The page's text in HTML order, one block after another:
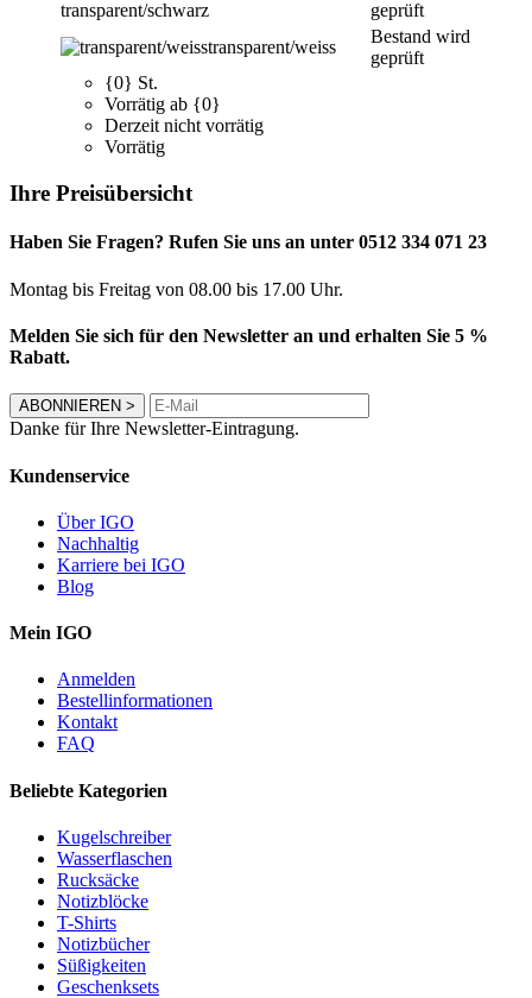
transparent/schwarz
geprüft
transparent/weiss
Bestand wird
geprüft
{0} St.
Vorrätig ab {0}
Derzeit nicht vorrätig
Vorrätig
Ihre Preisübersicht
Haben Sie Fragen? Rufen Sie uns an unter 0512 334 071 23
Montag bis Freitag von 08.00 bis 17.00 Uhr.
Melden Sie sich für den Newsletter an und erhalten Sie 5 %
Rabatt.
ABONNIEREN >
Danke für Ihre Newsletter-Eintragung.
Kundenservice
Über IGO
Nachhaltig
Karriere bei IGO
Blog
Mein IGO
Anmelden
Bestellinformationen
Kontakt
FAQ
Beliebte Kategorien
Kugelschreiber
Wasserflaschen
Rucksäcke
Notizblöcke
T-Shirts
Notizbücher
Süßigkeiten
Geschenksets